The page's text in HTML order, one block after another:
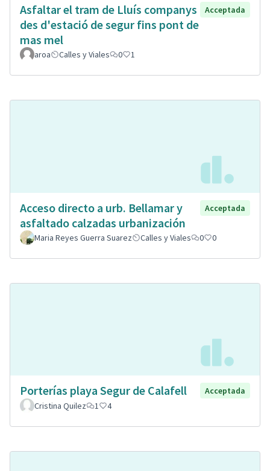
Asfaltar el tram de Lluís companys
des d'estació de segur fins pont de
mas mel
Acceptada
aroa Calles y Viales 0 1
Acceso directo a urb. Bellamar y
asfaltado calzadas urbanización
Acceptada
Maria Reyes Guerra Suarez Calles y Viales 0 0
Porterías playa Segur de Calafell
Acceptada
Cristina Quilez
1 4